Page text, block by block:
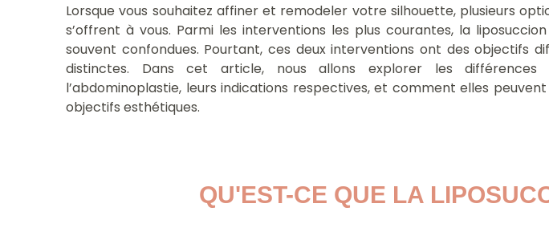
Lorsque vous souhaitez affiner et remodeler votre silhouette, plusieurs
s’offrent à vous. Parmi les interventions les plus courantes, la
souvent confondues. Pourtant, ces deux interventions ont des objectifs
distinctes. Dans cet article, nous allons explorer les
l’abdominoplastie, leurs indications respectives, et comment elles
objectifs esthétiques.
QU'EST-CE QUE LA